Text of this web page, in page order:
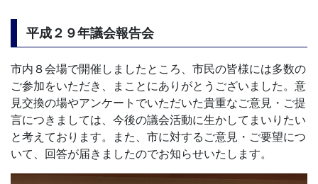
平成２９年議会報告会
市内８会場で開催しましたところ、市民の皆様には多数の
ご参加をいただき、まことにありがとうございました。意
見交換の場やアンケートでいただいた貴重なご意見・ご提
言につきましては、今後の議会活動に生かしてまいりたい
と考えております。また、市に対するご意見・ご要望につ
いて、回答が届きましたのでお知らせいたします。